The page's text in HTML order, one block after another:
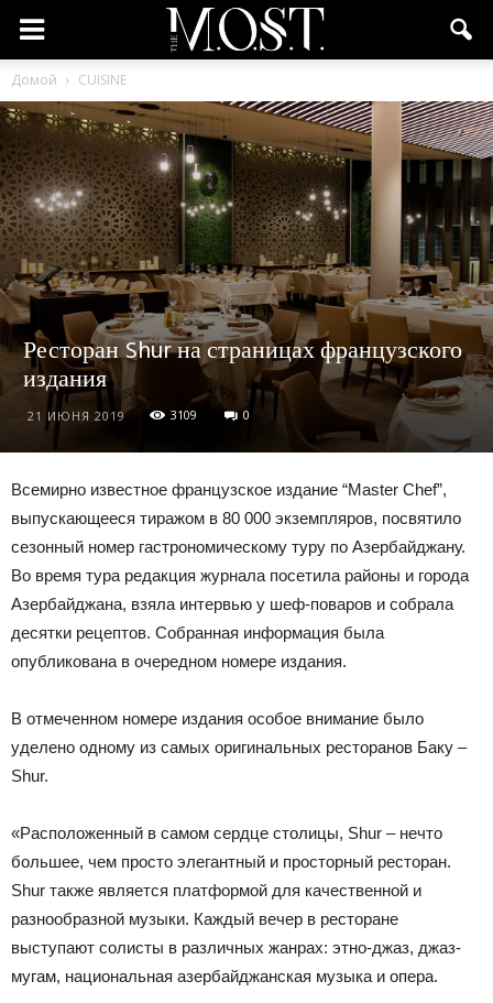
Домой CUISINE
Ресторан Shur на страницах французского
издания
21 ИЮНЯ 2019 3109 0
Всемирно известное французское издание “Master Chef”,
выпускающееся тиражом в 80 000 экземпляров, посвятило
сезонный номер гастрономическому туру по Азербайджану.
Во время тура редакция журнала посетила районы и города
Азербайджана, взяла интервью у шеф-поваров и собрала
десятки рецептов. Собранная информация была
опубликована в очередном номере издания.
В отмеченном номере издания особое внимание было
уделено одному из самых оригинальных ресторанов Баку –
Shur.
«Расположенный в самом сердце столицы, Shur – нечто
большее, чем просто элегантный и просторный ресторан.
Shur также является платформой для качественной и
разнообразной музыки. Каждый вечер в ресторане
выступают солисты в различных жанрах: этно-джаз, джаз-
мугам, национальная азербайджанская музыка и опера.